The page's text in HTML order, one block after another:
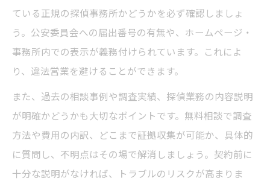
ている正規の探偵事務所かどうかを必ず確認しましょ
う。公安委員会への届出番号の有無や、ホームページ・
事務所内での表示が義務付けられています。これによ
り、違法営業を避けることができます。
また、過去の相談事例や調査実績、探偵業務の内容説明
が明確かどうかも大切なポイントです。無料相談で調査
方法や費用の内訳、どこまで証拠収集が可能か、具体的
に質問し、不明点はその場で解消しましょう。契約前に
十分な説明がなければ、トラブルのリスクが高まりま